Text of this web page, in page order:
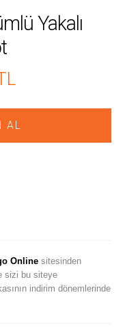
Yakalı
AL
Onlinesitesinden
sizi bu siteye
indirim dönemlerinde